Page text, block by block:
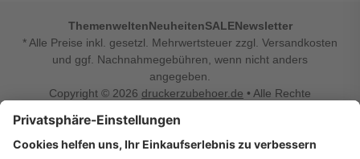
ThemenweltenNeuheitenSALENewsletter
* Alle Preise inkl. gesetzl. Mehrwertsteuer zzgl. Versandkosten
und ggf. Nachnahmegebühren, wenn nicht anders
angegeben.
Copyright © 2026 druckerzubehoer.de • Alle Rechte
Vertrag widerrufen
Druckerzubehoer.de – preiswerte Qualität für Ihr Office